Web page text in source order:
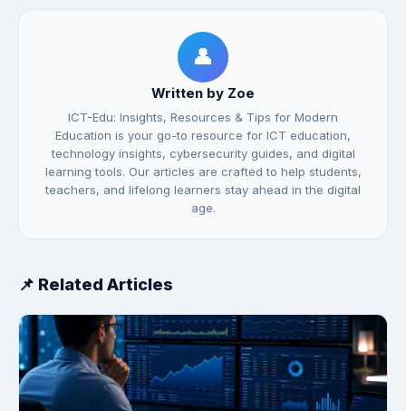
👤
Written by Zoe
ICT-Edu: Insights, Resources & Tips for Modern
Education is your go-to resource for ICT education,
technology insights, cybersecurity guides, and digital
learning tools. Our articles are crafted to help students,
teachers, and lifelong learners stay ahead in the digital
age.
📌 Related Articles